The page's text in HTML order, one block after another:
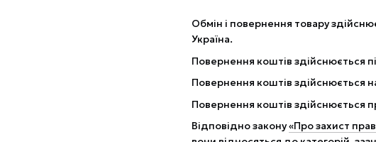
Обмін і повернення товару
Україна.
Повернення коштів здійснюється
Повернення коштів здійснюється
Повернення коштів здійснюється
Відповідно закону«Про захист